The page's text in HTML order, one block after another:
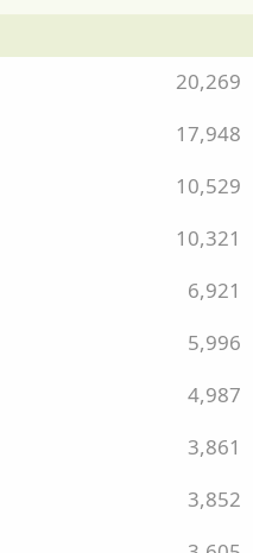
20,269
17,948
10,529
10,321
6,921
5,996
4,987
3,861
3,852